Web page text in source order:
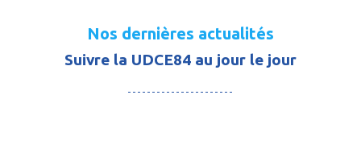
Nos dernières actualités
Suivre la UDCE84 au jour le jour